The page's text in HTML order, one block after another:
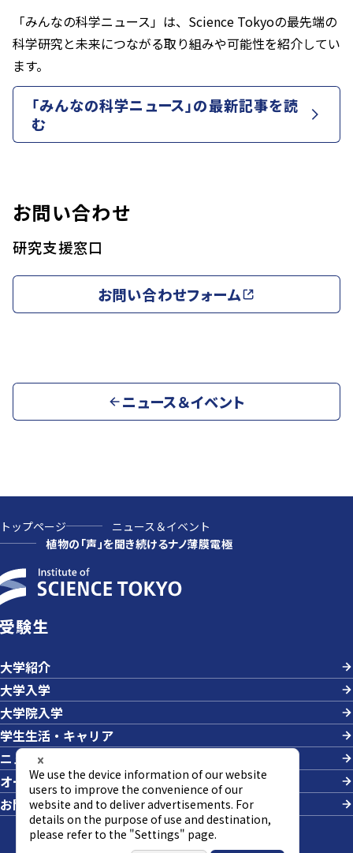
「みんなの科学ニュース」は、Science Tokyoの最先端の
科学研究と未来につながる取り組みや可能性を紹介してい
ます。
「みんなの科学ニュース」の最新記事を読
む
お問い合わせ
研究支援窓口
お問い合わせフォーム
ニュース＆イベント
トップページ
ニュース＆イベント
植物の「声」を聞き続けるナノ薄膜電極
受験生
大学紹介
大学入学
大学院入学
学生生活・キャリア
ニュース＆イベント
オープンキャンパス・説明会
お問い合わせ